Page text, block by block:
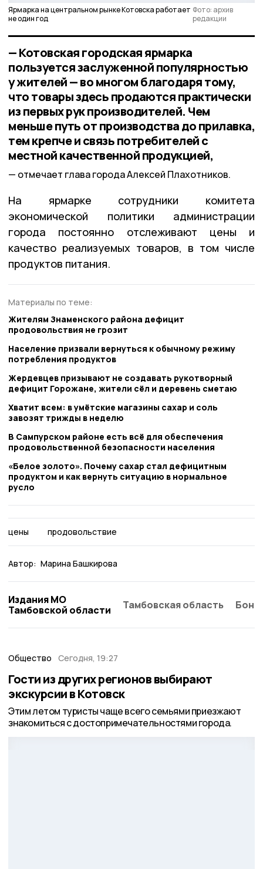
Ярмарка на центральном рынке Котовска работает
не один год
Фото: архив
редакции
— Котовская городская ярмарка
пользуется заслуженной популярностью
у жителей — во многом благодаря тому,
что товары здесь продаются практически
из первых рук производителей. Чем
меньше путь от производства до прилавка,
тем крепче и связь потребителей с
местной качественной продукцией,
отмечает глава города Алексей Плахотников.
На ярмарке сотрудники комитета
экономической политики администрации
города постоянно отслеживают цены и
качество реализуемых товаров, в том числе
продуктов питания.
Материалы по теме:
Жителям Знаменского района дефицит
продовольствия не грозит
Население призвали вернуться к обычному режиму
потребления продуктов
Жердевцев призывают не создавать рукотворный
дефицит Горожане, жители сёл и деревень сметаю
Хватит всем: в умётские магазины сахар и соль
завозят трижды в неделю
В Сампурском районе есть всё для обеспечения
продовольственной безопасности населения
«Белое золото». Почему сахар стал дефицитным
продуктом и как вернуть ситуацию в нормальное
русло
цены продовольствие
Автор: Марина Башкирова
Издания МО
Тамбовской области
Тамбовская область
Общество Сегодня, 19:27
Гости из других регионов выбирают
экскурсии в Котовск
Этим летом туристы чаще всего семьями приезжают
знакомиться с достопримечательностями города.